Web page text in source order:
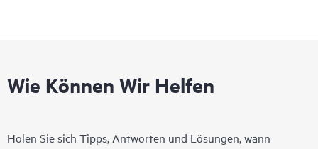
Wie Können Wir Helfen
Holen Sie sich Tipps, Antworten und Lösungen, wann